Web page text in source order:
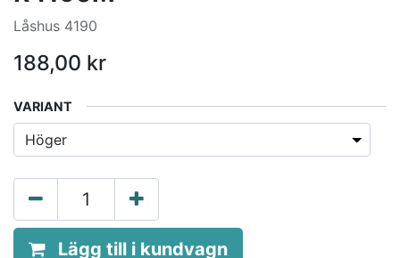
Låshus 4190
188,00 kr
VARIANT
Lägg till i kundvagn